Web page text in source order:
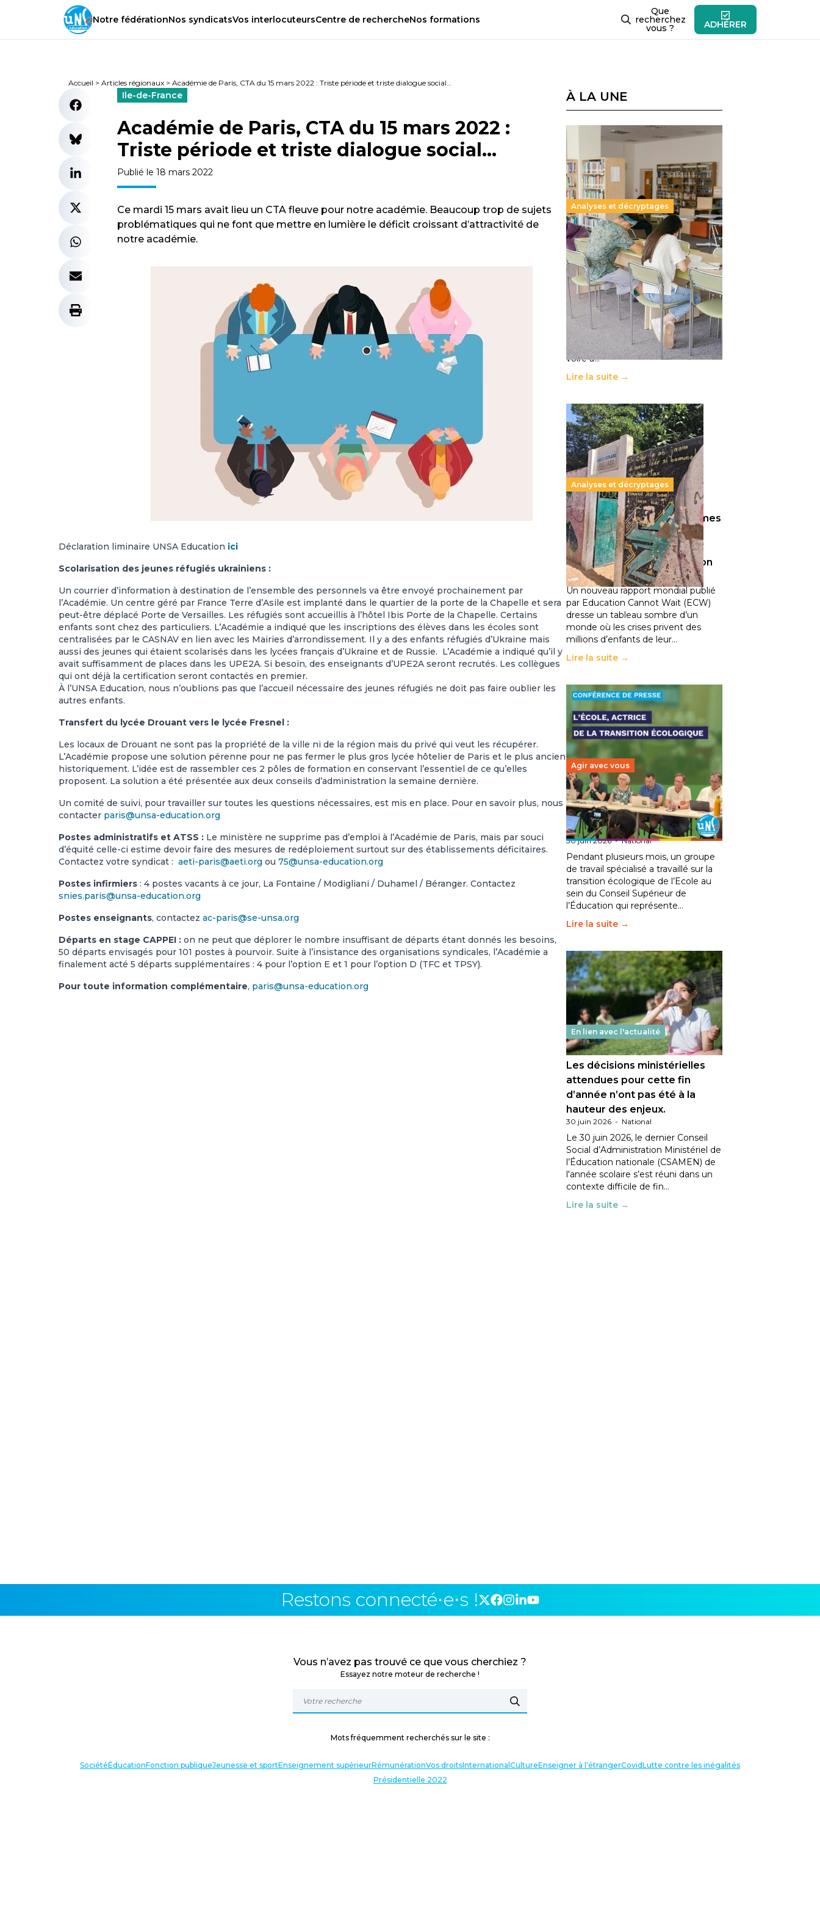
Notre fédérationNos syndicatsVos interlocuteursCentre de rechercheNos formations
Que
recherchez
vous ? ADHÉRER
Accueil > Articles régionaux > Académie de Paris, CTA du 15 mars 2022 : Triste période et triste dialogue social…
Ile-de-France
Académie de Paris, CTA du 15 mars 2022 :
Triste période et triste dialogue social…
Publié le 18 mars 2022
Ce mardi 15 mars avait lieu un CTA fleuve pour notre académie. Beaucoup trop de sujets
problématiques qui ne font que mettre en lumière le déficit croissant d’attractivité de
notre académie.
Déclaration liminaire UNSA Education ici
Scolarisation des jeunes réfugiés ukrainiens :
Un courrier d’information à destination de l’ensemble des personnels va être envoyé prochainement par
l’Académie. Un centre géré par France Terre d’Asile est implanté dans le quartier de la porte de la Chapelle et sera
peut-être déplacé Porte de Versailles. Les réfugiés sont accueillis à l’hôtel Ibis Porte de la Chapelle. Certains
enfants sont chez des particuliers. L’Académie a indiqué que les inscriptions des élèves dans les écoles sont
centralisées par le CASNAV en lien avec les Mairies d’arrondissement. Il y a des enfants réfugiés d’Ukraine mais
aussi des jeunes qui étaient scolarisés dans les lycées français d’Ukraine et de Russie. L’Académie a indiqué qu’il y
avait suffisamment de places dans les UPE2A. Si besoin, des enseignants d’UPE2A seront recrutés. Les collègues
qui ont déjà la certification seront contactés en premier.
À l’UNSA Education, nous n’oublions pas que l’accueil nécessaire des jeunes réfugiés ne doit pas faire oublier les
autres enfants.
Transfert du lycée Drouant vers le lycée Fresnel :
Les locaux de Drouant ne sont pas la propriété de la ville ni de la région mais du privé qui veut les récupérer.
L’Académie propose une solution pérenne pour ne pas fermer le plus gros lycée hôtelier de Paris et le plus ancien
historiquement. L’idée est de rassembler ces 2 pôles de formation en conservant l’essentiel de ce qu’elles
proposent. La solution a été présentée aux deux conseils d’administration la semaine dernière.
Un comité de suivi, pour travailler sur toutes les questions nécessaires, est mis en place. Pour en savoir plus, nous
contacter paris@unsa-education.org
Postes administratifs et ATSS : Le ministère ne supprime pas d’emploi à l’Académie de Paris, mais par souci
d’équité celle-ci estime devoir faire des mesures de redéploiement surtout sur des établissements déficitaires.
Contactez votre syndicat : aeti-paris@aeti.org ou 75@unsa-education.org
Postes infirmiers : 4 postes vacants à ce jour, La Fontaine / Modigliani / Duhamel / Béranger. Contactez
snies.paris@unsa-education.org
Postes enseignants, contactez ac-paris@se-unsa.org
Départs en stage CAPPEI : on ne peut que déplorer le nombre insuffisant de départs étant donnés les besoins,
50 départs envisagés pour 101 postes à pourvoir. Suite à l’insistance des organisations syndicales, l’Académie a
finalement acté 5 départs supplémentaires : 4 pour l’option E et 1 pour l’option D (TFC et TPSY).
Pour toute information complémentaire, paris@unsa-education.org
À LA UNE
Analyses et décryptages
Supérieur privé : une dérive
qui met à mal la promesse
républicaine
11 juillet 2026- National
Le projet de loi sur la régulation de
l’enseignement supérieur privé met
en lumière l’amplification d’un
système qui relègue l’acte
pédagogique au superfétatoire,
voire à…
Lire la suite →
Analyses et décryptages
258 millions d’enfants victimes
de la guerre, des chocs
climatiques et des
déplacements de population
11 juillet 2026 -National
Un nouveau rapport mondial publié
par Education Cannot Wait (ECW)
dresse un tableau sombre d’un
monde où les crises privent des
millions d’enfants de leur…
Lire la suite →
Agir avec vous
Transition écologique de
l’éducation : l’UNSA Éducation
fait bouger les lignes
30 juin 2026-National
Pendant plusieurs mois, un groupe
de travail spécialisé a travaillé sur la
transition écologique de l’Ecole au
sein du Conseil Supérieur de
l’Éducation qui représente…
Lire la suite →
En lien avec l'actualité
Les décisions ministérielles
attendues pour cette fin
d’année n’ont pas été à la
hauteur des enjeux.
30 juin 2026 - National
Le 30 juin 2026, le dernier Conseil
Social d’Administration Ministériel de
l’Éducation nationale (CSAMEN) de
l'année scolaire s’est réuni dans un
contexte difficile de fin…
Lire la suite →
Restons connecté⋅e⋅s !
Vous n’avez pas trouvé ce que vous cherchiez ?
Essayez notre moteur de recherche !
Mots fréquemment recherchés sur le site :
SociétéÉducationFonction publiqueJeunesse et sportEnseignement supérieurRémunérationVos droitsInternational CultureEnseigner à l'étrangerCovidLutte contre les inégalités
Présidentielle 2022